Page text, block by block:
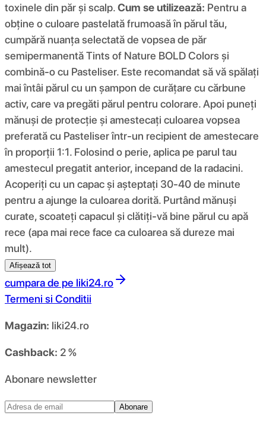
toxinele din păr și scalp.Cum se utilizează: Pentru a
obține o culoare pastelată frumoasă în părul tău,
cumpără nuanța selectată de vopsea de păr
semipermanentă Tints of Nature BOLD Colors și
combină-o cu Pasteliser. Este recomandat să vă spălați
mai întâi părul cu un șampon de curățare cu cărbune
activ, care va pregăti părul pentru colorare. Apoi puneți
mănuși de protecție și amestecați culoarea vopsea
preferată cu Pasteliser într-un recipient de amestecare
în proporții 1:1. Folosind o perie, aplica pe parul tau
amestecul pregatit anterior, incepand de la radacini.
Acoperiți cu un capac și așteptați 30-40 de minute
pentru a ajunge la culoarea dorită. Purtând mănuși
curate, scoateți capacul și clătiți-vă bine părul cu apă
rece (apa mai rece face ca culoarea să dureze mai
mult).
Afișează tot
cumpara de pe liki24.ro
Termeni si Conditii
Magazin: liki24.ro
Cashback: 2 %
Abonare newsletter
Abonare